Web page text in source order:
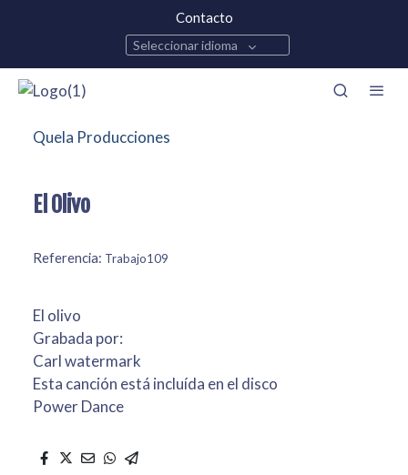
Contacto
Seleccionar idioma
Quela Producciones
El Olivo
Referencia: Trabajo109
El olivo
Grabada por:
Carl watermark
Esta canción está incluída en el disco
Power Dance